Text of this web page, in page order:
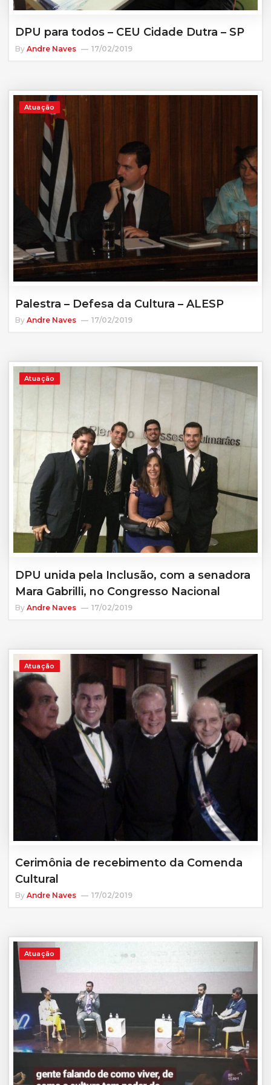
DPU para todos – CEU Cidade Dutra – SP
By Andre Naves 17/02/2019
Atuação
Palestra – Defesa da Cultura – ALESP
By Andre Naves 17/02/2019
Atuação
DPU unida pela Inclusão, com a senadora
Mara Gabrilli, no Congresso Nacional
By Andre Naves 17/02/2019
Atuação
Cerimônia de recebimento da Comenda
Cultural
By Andre Naves 17/02/2019
Atuação